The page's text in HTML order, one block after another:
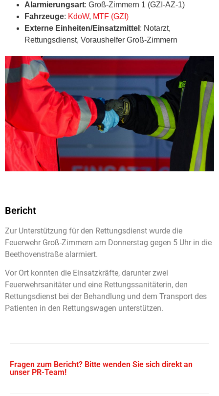
Alarmierungsart: Groß-Zimmern 1 (GZI-AZ-1)
Fahrzeuge: KdoW, MTF (GZI)
Externe Einheiten/Einsatzmittel : Notarzt,
Rettungsdienst, Voraushelfer Groß-Zimmern
Bericht
Zur Unterstützung für den Rettungsdienst wurde die
Feuerwehr Groß-Zimmern am Donnerstag gegen 5 Uhr in die
Beethovenstraße alarmiert.
Vor Ort konnten die Einsatzkräfte, darunter zwei
Feuerwehrsanitäter und eine Rettungssanitäterin, den
Rettungsdienst bei der Behandlung und dem Transport des
Patienten in den Rettungswagen unterstützen.
Fragen zum Bericht? Bitte wenden Sie sich direkt an
unser PR-Team!